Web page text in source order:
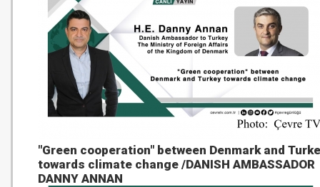
"Green cooperation" between Denmark and
towards climate change /DANISH AMBASSADOR
DANNY ANNAN